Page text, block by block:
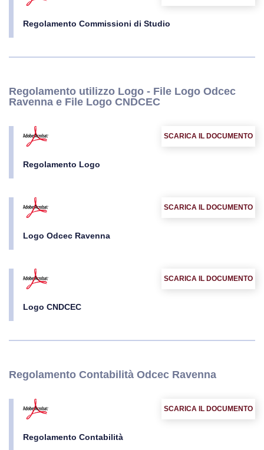
Regolamento Commissioni di Studio
Regolamento utilizzo Logo - File Logo Odcec
Ravenna e File Logo CNDCEC
SCARICA IL DOCUMENTO
Regolamento Logo
SCARICA IL DOCUMENTO
Logo Odcec Ravenna
SCARICA IL DOCUMENTO
Logo CNDCEC
Regolamento Contabilità Odcec Ravenna
SCARICA IL DOCUMENTO
Regolamento Contabilità